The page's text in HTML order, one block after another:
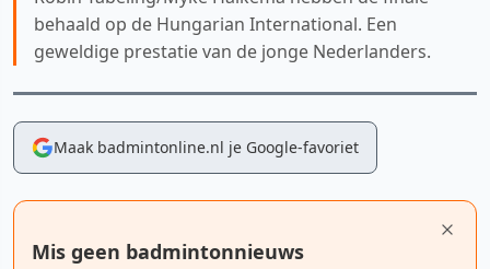
behaald op de Hungarian International. Een
geweldige prestatie van de jonge Nederlanders.
Maak badmintonline.nl je Google-favoriet
Mis geen badmintonnieuws